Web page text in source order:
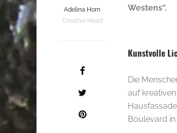
Adelina Horn
Creative Head
Westens“.
Kunstvolle
Die
auf
Boulevard